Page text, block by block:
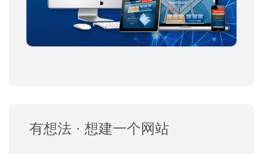
有想法 · 想建一个网站